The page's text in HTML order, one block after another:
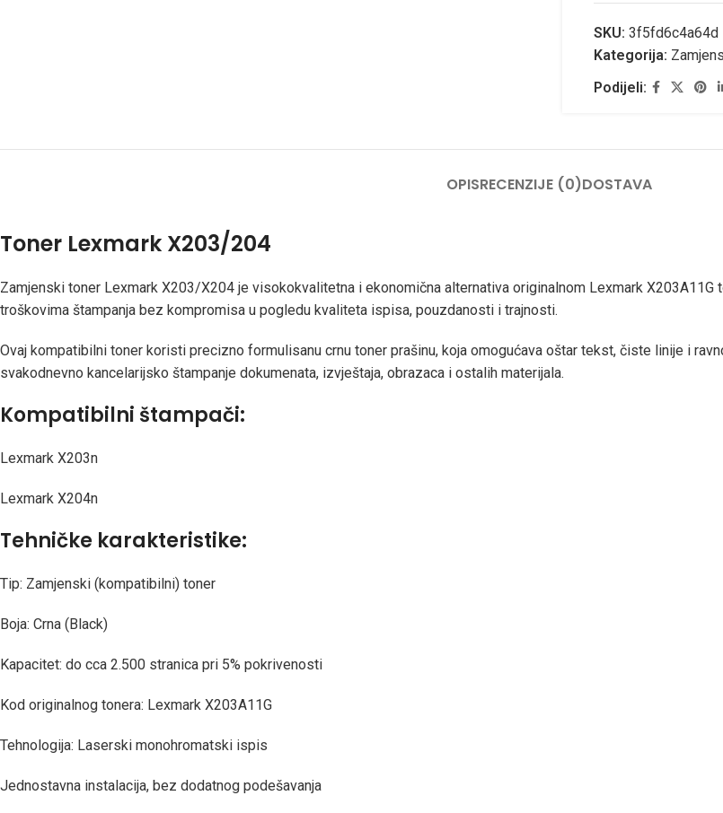
SKU: 3f5fd6c4a64d
Kategorija:
Podijeli:
OPISRECENZIJE (0)DOSTAVA
Toner Lexmark X203/204
Zamjenski toner Lexmark X203/X204 je visokokvalitetna i ekonomična alternativa originalnom Lexmark X203A11G
troškovima štampanja bez kompromisa u pogledu kvaliteta ispisa, pouzdanosti i trajnosti.
Ovaj kompatibilni toner koristi precizno formulisanu crnu toner prašinu, koja omogućava oštar tekst, čiste linije i
svakodnevno kancelarijsko štampanje dokumenata, izvještaja, obrazaca i ostalih materijala.
Kompatibilni štampači:
Lexmark X203n
Lexmark X204n
Tehničke karakteristike:
Tip: Zamjenski (kompatibilni) toner
Boja: Crna (Black)
Kapacitet: do cca 2.500 stranica pri 5% pokrivenosti
Kod originalnog tonera: Lexmark X203A11G
Tehnologija: Laserski monohromatski ispis
Jednostavna instalacija, bez dodatnog podešavanja